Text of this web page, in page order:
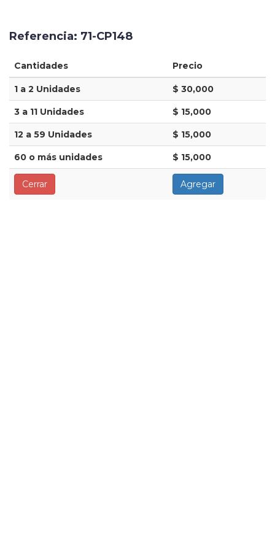
Referencia: 71-CP148
Cantidades Precio
1 a 2 Unidades $ 30,000
3 a 11 Unidades $ 15,000
12 a 59 Unidades $ 15,000
60 o más unidades $ 15,000
Cerrar Agregar